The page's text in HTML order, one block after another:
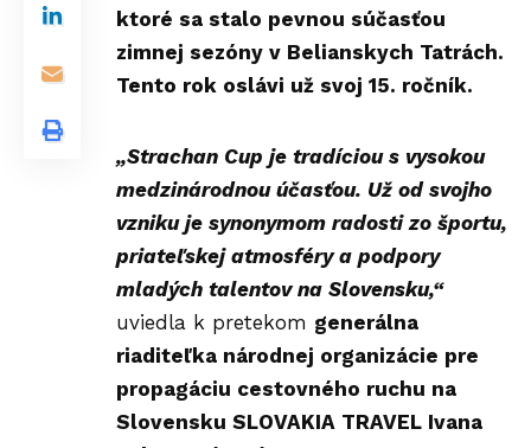
ktoré sa stalo pevnou súčasťou
zimnej sezóny v Belianskych Tatrách.
Tento rok oslávi už svoj 15. ročník.
„Strachan Cup je tradíciou s vysokou
medzinárodnou účasťou. Už od svojho
vzniku je synonymom radosti zo športu,
priateľskej atmosféry a podpory
mladých talentov na Slovensku,“
uviedla k pretekom generálna
riaditeľka národnej organizácie pre
propagáciu cestovného ruchu na
Slovensku SLOVAKIA TRAVEL Ivana